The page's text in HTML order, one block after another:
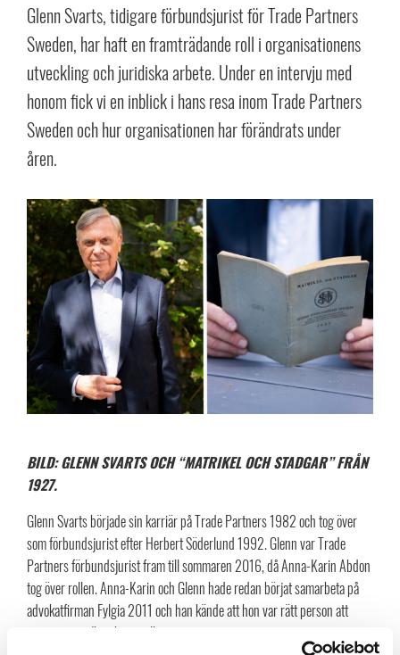
Glenn Svarts, tidigare förbundsjurist för Trade Partners
Sweden, har haft en framträdande roll i organisationens
utveckling och juridiska arbete. Under en intervju med
honom fick vi en inblick i hans resa inom Trade Partners
Sweden och hur organisationen har förändrats under
åren.
BILD: GLENN SVARTS OCH “MATRIKEL OCH STADGAR” FRÅN
1927.
Glenn Svarts började sin karriär på Trade Partners 1982 och tog över
som förbundsjurist efter Herbert Söderlund 1992. Glenn var Trade
Partners förbundsjurist fram till sommaren 2016, då Anna-Karin Abdon
tog över rollen. Anna-Karin och Glenn hade redan börjat samarbeta på
advokatfirman Fylgia 2011 och han kände att hon var rätt person att
successivt ta över hans roll.